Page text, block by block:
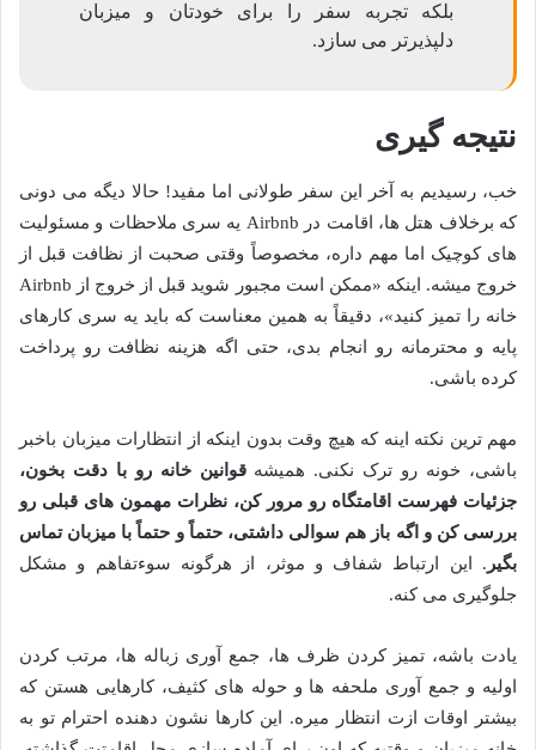
بلکه تجربه سفر را برای خودتان و میزبان
دلپذیرتر می سازد.
نتیجه گیری
خب، رسیدیم به آخر این سفر طولانی اما مفید! حالا دیگه می دونی
که برخلاف هتل ها، اقامت در Airbnb یه سری ملاحظات و مسئولیت
های کوچیک اما مهم داره، مخصوصاً وقتی صحبت از نظافت قبل از
خروج میشه. اینکه «ممکن است مجبور شوید قبل از خروج از Airbnb
خانه را تمیز کنید»، دقیقاً به همین معناست که باید یه سری کارهای
پایه و محترمانه رو انجام بدی، حتی اگه هزینه نظافت رو پرداخت
کرده باشی.
مهم ترین نکته اینه که هیچ وقت بدون اینکه از انتظارات میزبان باخبر
باشی، خونه رو ترک نکنی. همیشهقوانین خانه رو با دقت بخون،
جزئیات فهرست اقامتگاه رو مرور کن، نظرات مهمون های قبلی رو
بررسی کن و اگه باز هم سوالی داشتی، حتماً و حتماً با میزبان تماس
بگیر . این ارتباط شفاف و موثر، از هرگونه سوءتفاهم و مشکل
جلوگیری می کنه.
یادت باشه، تمیز کردن ظرف ها، جمع آوری زباله ها، مرتب کردن
اولیه و جمع آوری ملحفه ها و حوله های کثیف، کارهایی هستن که
بیشتر اوقات ازت انتظار میره. این کارها نشون دهنده احترام تو به